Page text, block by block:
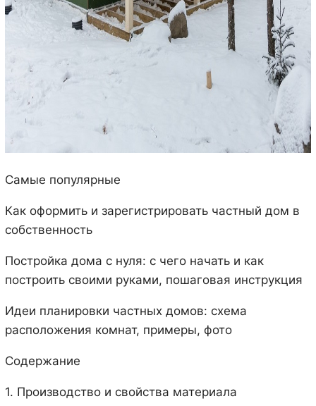
Самые популярные
Как оформить и зарегистрировать частный дом в
собственность
Постройка дома с нуля: с чего начать и как
построить своими руками, пошаговая инструкция
Идеи планировки частных домов: схема
расположения комнат, примеры, фото
Содержание
1. Производство и свойства материала